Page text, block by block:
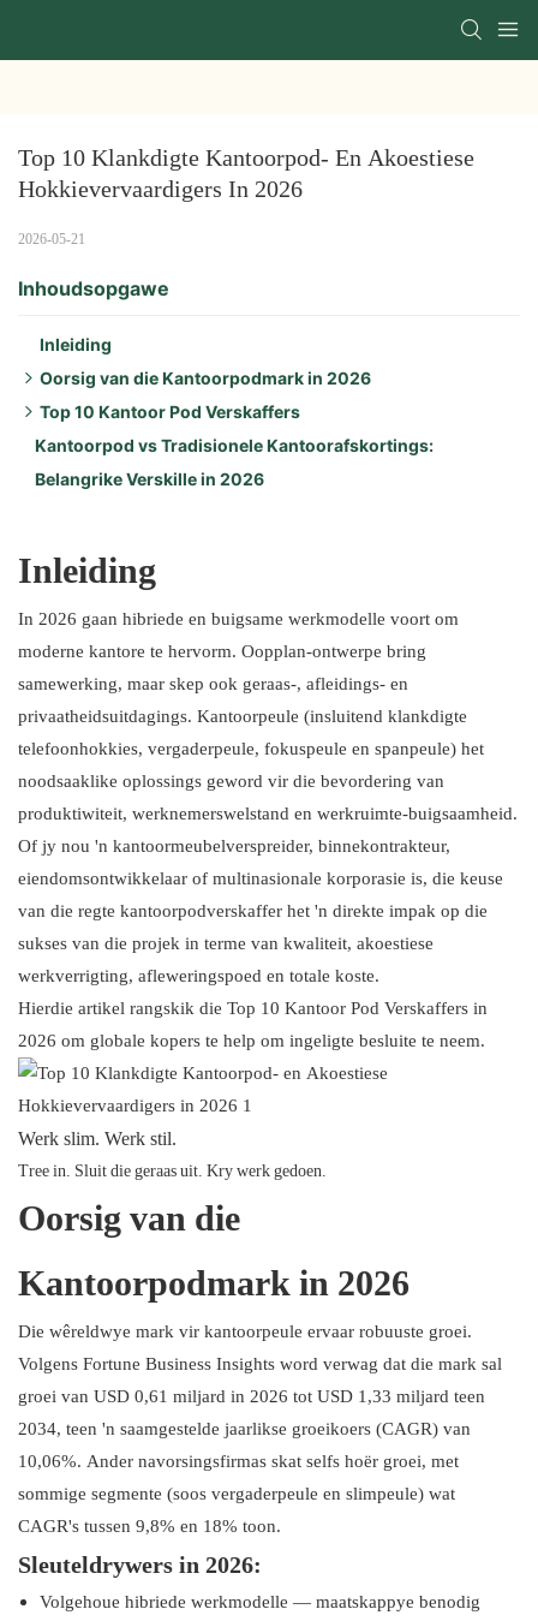
Top 10 Klankdigte Kantoorpod- En Akoestiese
Hokkievervaardigers In 2026
2026-05-21
Inhoudsopgawe
Inleiding
Oorsig van die Kantoorpodmark in 2026
Sleuteldrywers in 2026:
Streekshoogtepunte:
Produkneigings:
Top 10 Kantoor Pod Verskaffers
1. Framery
2. Zenboot
5. SnapCab
6. Stilte
7. Mikomax Slim Kantoor
8. Persy-stalletjies
9.BUSYPOD
10. YOUSEN
Kantoorpod vs Tradisionele Kantoorafskortings:
Belangrike Verskille in 2026
Inleiding
In 2026 gaan hibriede en buigsame werkmodelle voort om
moderne kantore te hervorm. Oopplan-ontwerpe bring
samewerking, maar skep ook geraas-, afleidings- en
privaatheidsuitdagings. Kantoorpeule (insluitend klankdigte
telefoonhokkies, vergaderpeule, fokuspeule en spanpeule) het
noodsaaklike oplossings geword vir die bevordering van
produktiwiteit, werknemerswelstand en werkruimte-buigsaamheid.
Of jy nou 'n kantoormeubelverspreider, binnekontrakteur,
eiendomsontwikkelaar of multinasionale korporasie is, die keuse
van die regte kantoorpodverskaffer het 'n direkte impak op die
sukses van die projek in terme van kwaliteit, akoestiese
werkverrigting, afleweringspoed en totale koste.
Hierdie artikel rangskik die Top 10 Kantoor Pod Verskaffers in
2026 om globale kopers te help om ingeligte besluite te neem.
Werk slim. Werk stil.
Tree in. Sluit die geraas uit. Kry werk gedoen.
Oorsig van die
Kantoorpodmark in 2026
Die wêreldwye mark vir kantoorpeule ervaar robuuste groei.
Volgens Fortune Business Insights word verwag dat die mark sal
groei van USD 0,61 miljard in 2026 tot USD 1,33 miljard teen
2034, teen 'n saamgestelde jaarlikse groeikoers (CAGR) van
10,06%. Ander navorsingsfirmas skat selfs hoër groei, met
sommige segmente (soos vergaderpeule en slimpeule) wat
CAGR's tussen 9,8% en 18% toon.
Sleuteldrywers in 2026:
Volgehoue ​​hibriede werkmodelle — maatskappye benodig